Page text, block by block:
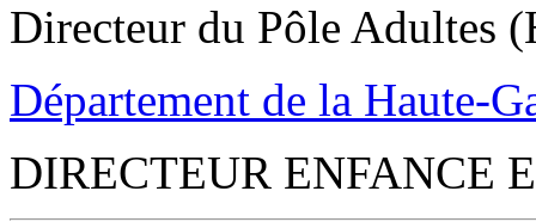
Directeur du Pôle Adultes
Département de la Haute-
DIRECTEUR ENFANCE